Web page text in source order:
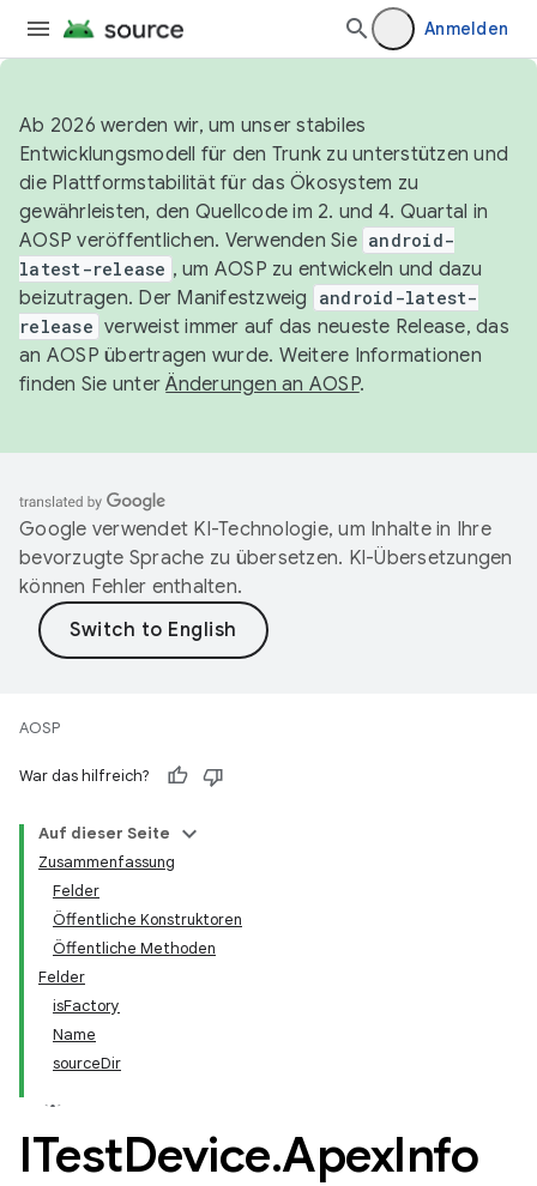
Anmelden
Ab 2026 werden wir, um unser stabiles
Entwicklungsmodell für den Trunk zu unterstützen und
die Plattformstabilität für das Ökosystem zu
gewährleisten, den Quellcode im 2. und 4. Quartal in
AOSP veröffentlichen. Verwenden Sie android-
latest-release , um AOSP zu entwickeln und dazu
beizutragen. Der Manifestzweig
android-latest-
release verweist immer auf das neueste Release, das
an AOSP übertragen wurde. Weitere Informationen
finden Sie unterÄnderungen an AOSP.
Google verwendet KI-Technologie, um Inhalte in Ihre
bevorzugte Sprache zu übersetzen. KI-Übersetzungen
können Fehler enthalten.
AOSP
War das hilfreich?
Auf dieser Seite
Zusammenfassung
Felder
Öffentliche Konstruktoren
Öffentliche Methoden
Felder
isFactory
Name
sourceDir
ITestDevice.ApexInfo